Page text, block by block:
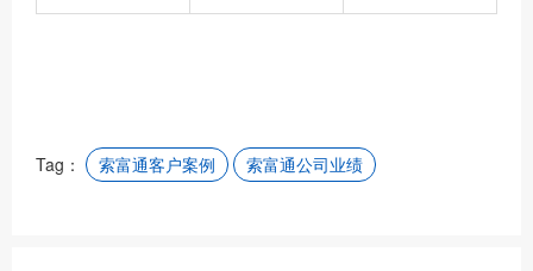
Tag： 索富通客户案例 索富通公司业绩